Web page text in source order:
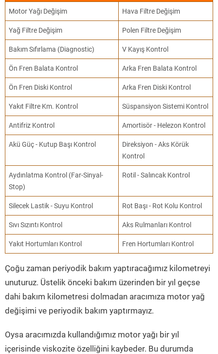
Motor Yağı Değişim Hava Filtre Değişim
Yağ Filtre Değişim Polen Filtre Değişim
Bakım Sıfırlama (Diagnostic) V Kayış Kontrol
Ön Fren Balata Kontrol Arka Fren Balata Kontrol
Ön Fren Diski Kontrol Arka Fren Diski Kontrol
Yakıt Filtre Km. Kontrol Süspansiyon Sistemi Kontrol
Antifriz Kontrol Amortisör - Helezon Kontrol
Akü Güç - Kutup Başı Kontrol
Direksiyon - Aks Körük
Kontrol
Aydınlatma Kontrol (Far-Sinyal-
Stop)
Rotil - Salıncak Kontrol
Silecek Lastik - Suyu Kontrol Rot Başı - Rot Kolu Kontrol
Sıvı Sızıntı Kontrol Aks Rulmanları Kontrol
Yakıt Hortumları Kontrol Fren Hortumları Kontrol
Çoğu zaman periyodik bakım yaptıracağımız kilometreyi
unuturuz. Üstelik önceki bakım üzerinden bir yıl geçse
dahi bakım kilometresi dolmadan aracımıza motor yağ
değişimi ve periyodik bakım yaptırmayız.
Oysa aracımızda kullandığımız motor yağı bir yıl
içerisinde viskozite özelliğini kaybeder. Bu durumda